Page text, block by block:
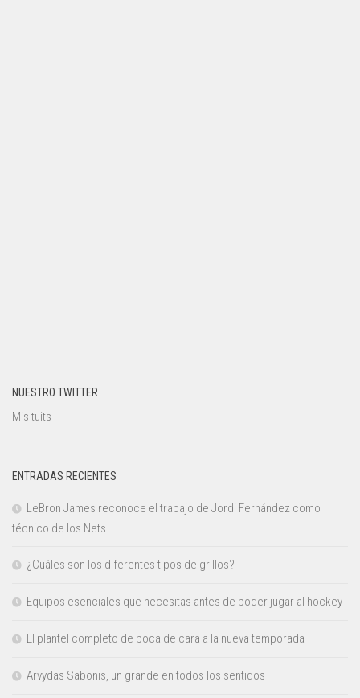
NUESTRO TWITTER
Mis tuits
ENTRADAS RECIENTES
LeBron James reconoce el trabajo de Jordi Fernández como
técnico de los Nets.
¿Cuáles son los diferentes tipos de grillos?
Equipos esenciales que necesitas antes de poder jugar al hockey
El plantel completo de boca de cara a la nueva temporada
Arvydas Sabonis, un grande en todos los sentidos